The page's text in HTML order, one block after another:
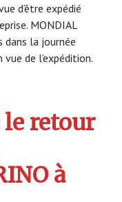
d’être expédié
MONDIAL
dans la journée
de l’expédition.
retour
à